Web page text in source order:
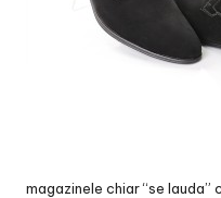
magazinele chiar “se lauda”